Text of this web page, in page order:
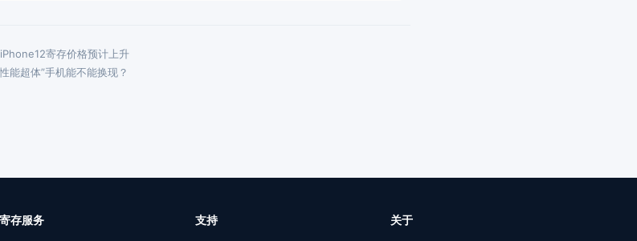
寄存价格预计上升
能超体”手机能不能换现？
寄存服务 支持 关于